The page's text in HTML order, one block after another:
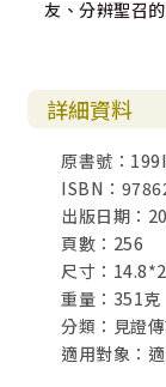
友、分辨聖召
詳細資料
原書號：
ISBN：
出版日期：
頁數：256
尺寸：
重量：351克
分類：見證
適用對象：